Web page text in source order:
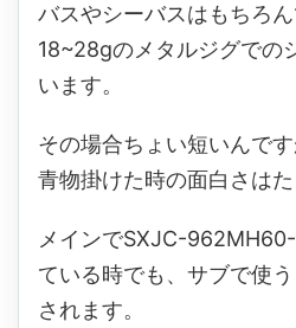
バスやシーバスはもちろ
18~28gのメタルジグでの
います。
その場合ちょい短いんで
青物掛けた時の面白さはた
メインでSXJC-
ている時でも、サブで使
されます。